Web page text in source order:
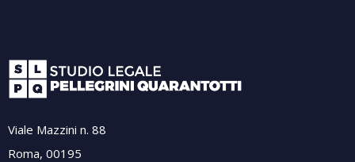
Viale Mazzini n. 88
Roma, 00195